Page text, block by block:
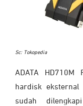
Sc: Tokopedia
ADATA
hardisk eksternal
sudah